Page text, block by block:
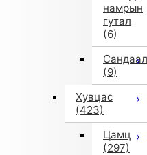
намрын
гутал
(6)
Сандаал
(9)
Хувцас
(423)
Цамц
(297)